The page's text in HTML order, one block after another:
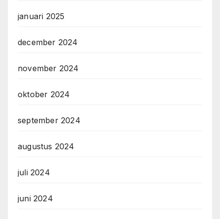
januari 2025
december 2024
november 2024
oktober 2024
september 2024
augustus 2024
juli 2024
juni 2024